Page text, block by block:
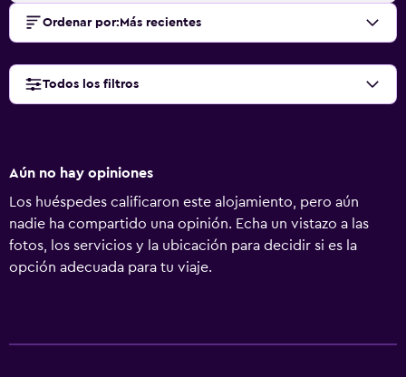
Ordenar por: Más recientes
Todos los filtros
Aún no hay opiniones
Los huéspedes calificaron este alojamiento, pero aún
nadie ha compartido una opinión. Echa un vistazo a las
fotos, los servicios y la ubicación para decidir si es la
opción adecuada para tu viaje.